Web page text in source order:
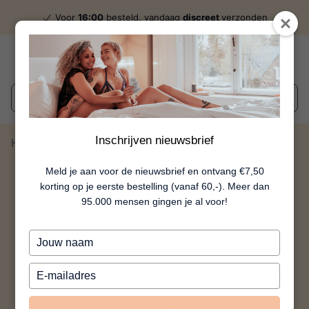
Inschrijven nieuwsbrief
Meld je aan voor de nieuwsbrief en ontvang €7,50
korting op je eerste bestelling (vanaf 60,-). Meer dan
95.000 mensen gingen je al voor!
Typ
je
naam
Typ
je
e-
Voor 16:00 besteld, vandaag discreetverzonden
Wat zoek je?
Home Amara